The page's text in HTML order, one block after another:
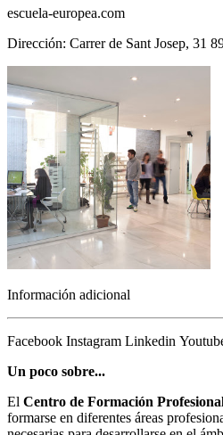
escuela-europea.com
Dirección: Carrer de Sant Josep, 31
Información adicional
Facebook Instagram Linkedin
Un poco sobre...
El Centro de Formación
formarse en diferentes áreas